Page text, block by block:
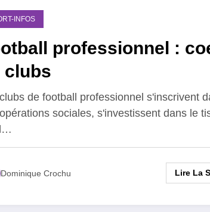
INFOS
professionnel :
clubs
de football professionnel s'inscrivent
sociales, s'investissent dans le
Dominique Crochu Lire La